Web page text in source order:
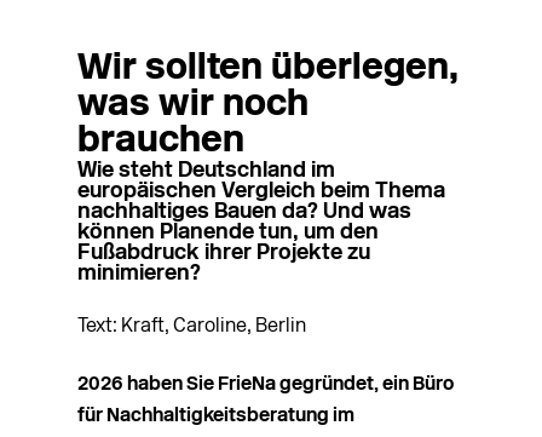
Aachen, Valencia und Hamburg. Sie
arbeitete bei weberbrunner architekten
und Bauhaus Erde und ist geprüfte
Gebäudeenergieberaterin. Nach Projekten
in Nicaragua, Kolumbien und Peru sowie
Publikationen zum nachhaltigen Bauen
machte sie sich 2026 als
Nachhaltigkeitsberaterin selbstständig.
Wir sollten überlegen,
was wir noch
brauchen
Wie steht Deutschland im
europäischen Vergleich beim Thema
nachhaltiges Bauen da? Und was
können Planende tun, um den
Fußabdruck ihrer Projekte zu
minimieren?
Text: Kraft, Caroline, Berlin
2026 haben Sie FrieNa gegründet, ein Büro
für Nachhaltigkeitsberatung im